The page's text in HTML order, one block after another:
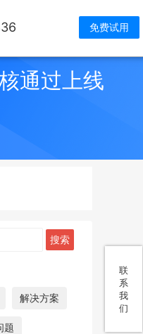
免费试用
联
系
我
们
通过上线
解决方案
题